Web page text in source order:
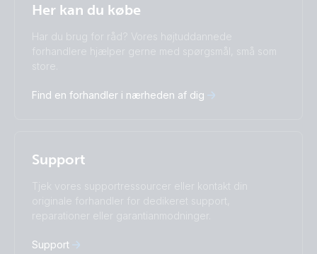
Dansk
Change language
Čeština
Dansk
Italiano
Magyar
Suomalainen
Русский
Українська
中國人
Subscribe
Her kan du købe
Har du brug for råd? Vores højtuddannede
forhandlere hjælper gerne med spørgsmål, små som
store.
Find en forhandler i nærheden af dig
Support
Tjek vores supportressourcer eller kontakt din
originale forhandler for dedikeret support,
reparationer eller garantianmodninger.
Support